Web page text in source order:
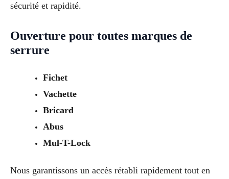
sécurité et rapidité.
Ouverture pour toutes marques de
serrure
Fichet
Vachette
Bricard
Abus
Mul-T-Lock
Nous garantissons un accès rétabli rapidement tout en